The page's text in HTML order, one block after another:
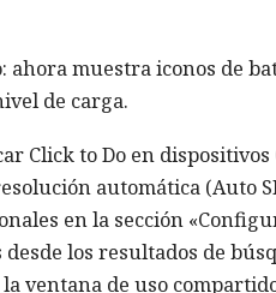
muestra iconos de
de carga.
Click to Do en
automática (Auto
en la sección
los resultados de
ventana de uso